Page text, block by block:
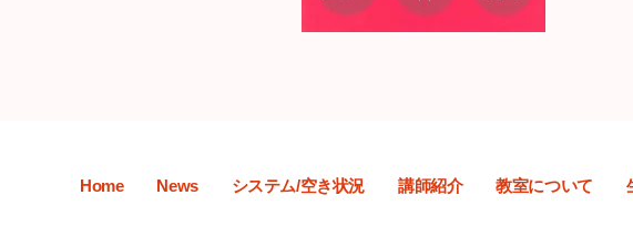
Home News システム/空き状況 講師紹介 教室について